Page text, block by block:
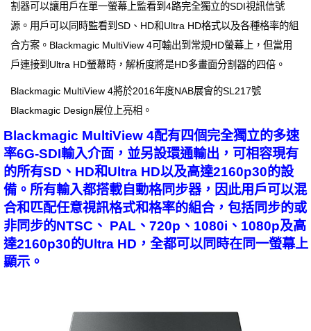
割器可以讓用戶在單一螢幕上監看到4路完全獨立的SDI視訊信號
源。用戶可以同時監看到SD、HD和Ultra HD格式以及各種格率的組
合方案。Blackmagic MultiView 4可輸出到常規HD螢幕上，但當用
戶連接到Ultra HD螢幕時，解析度將是HD多畫面分割器的四倍。
Blackmagic MultiView 4將於2016年度NAB展會的SL217號
Blackmagic Design展位上亮相。
Blackmagic MultiView 4配有四個完全獨立的多速
率6G-SDI輸入介面，並另設環通輸出，可相容現有
的所有SD、HD和Ultra HD以及高達2160p30的設
備。所有輸入都搭載自動格同步器，因此用戶可以混
合和匹配任意視訊格式和格率的組合，包括同步的或
非同步的NTSC、 PAL、720p、1080i、1080p及高
達2160p30的Ultra HD，全都可以同時在同一螢幕上
顯示。